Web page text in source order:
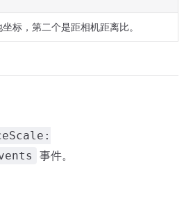
标，第二个是距相机距离比。
事件。